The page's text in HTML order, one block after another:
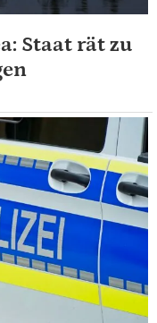
Staat rät zu